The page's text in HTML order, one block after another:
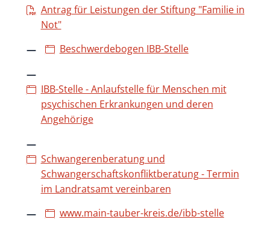
Antrag für Leistungen der Stiftung "Familie in
Not"
Beschwerdebogen IBB-Stelle
IBB-Stelle - Anlaufstelle für Menschen mit
psychischen Erkrankungen und deren
Angehörige
Schwangerenberatung und
Schwangerschaftskonfliktberatung - Termin
im Landratsamt vereinbaren
www.main-tauber-kreis.de/ibb-stelle